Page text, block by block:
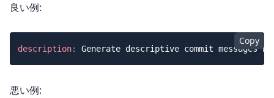
良い例:
Copy
description:
悪い例: